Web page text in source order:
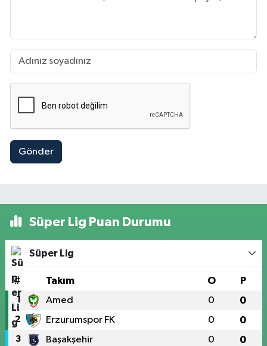
Gönder
Süper Lig Puan Durumu
Süper Lig
# Takım O P
1 Amed 0 0
2 Erzurumspor FK 0 0
3 Başakşehir 0 0